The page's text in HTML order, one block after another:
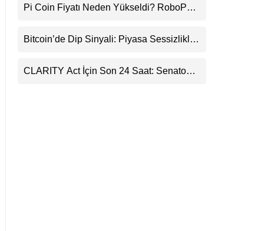
Pi Coin Fiyatı Neden Yükseldi? RoboPay
Destekledi
Bitcoin’de Dip Sinyali: Piyasa Sessizlikle
CLARITY Act İçin Son 24 Saat: Senato